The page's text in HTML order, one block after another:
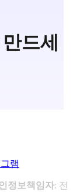
드세
램
정보책임자: 전